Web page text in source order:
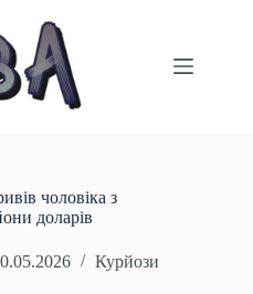
чоловіка з
доларів
Курйози